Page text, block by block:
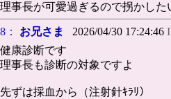
理事長が可愛過ぎるので拐かした
8： お兄さま 2026/04/30 17:24:46
健康診断です
理事長も診断の対象ですよ
先ずは採血から（注射針ｷﾗﾘ）